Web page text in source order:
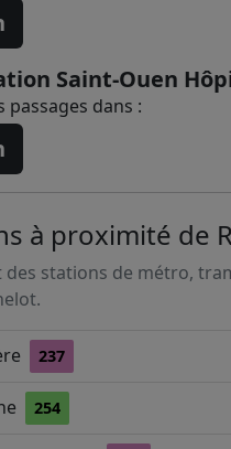
Saint-Ouen
passages dans :
à proximité de
des stations de métro,
237
254